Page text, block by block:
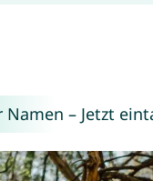
Namen – Jetzt